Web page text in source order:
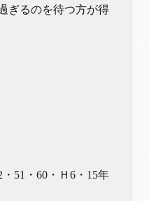
ぎるのを待つ方が得
51・60・Ｈ6・15年